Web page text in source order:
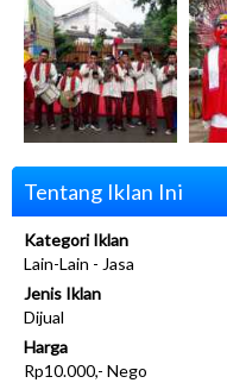
Tentang Iklan Ini
Kategori Iklan
Lain-Lain - Jasa
Jenis Iklan
Dijual
Harga
Rp10.000,- Nego